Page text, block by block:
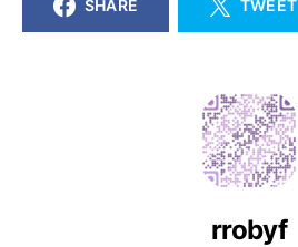
SHARE TWEET
rrobyf